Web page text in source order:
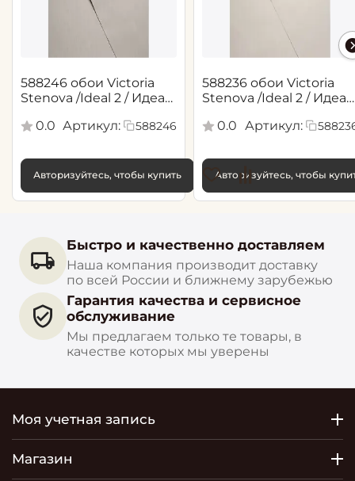
588246 обои Victoria
Stenova /Ideal 2 / Идеал
0.0 Артикул: 588246
Авторизуйтесь, чтобы купить
588236 обои Victoria
Stenova /Ideal 2 / Идеал
0.0
Артикул:
Авторизуйтесь, чтобы
Быстро и качественно доставляем
Наша компания производит доставку
по всей России и ближнему зарубежью
Гарантия качества и сервисное
обслуживание
Мы предлагаем только те товары, в
качестве которых мы уверены
Моя учетная запись
Магазин